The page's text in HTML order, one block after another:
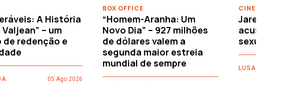
A História
– um
de redenção e
05 Ago 2026
BOX OFFICE
“Homem-Aranha: Um
Novo Dia” – 927 milhões
de dólares valem a
segunda maior estreia
mundial de sempre
CINEMA
Jared Leto
acusações de
sexuais
LUSA